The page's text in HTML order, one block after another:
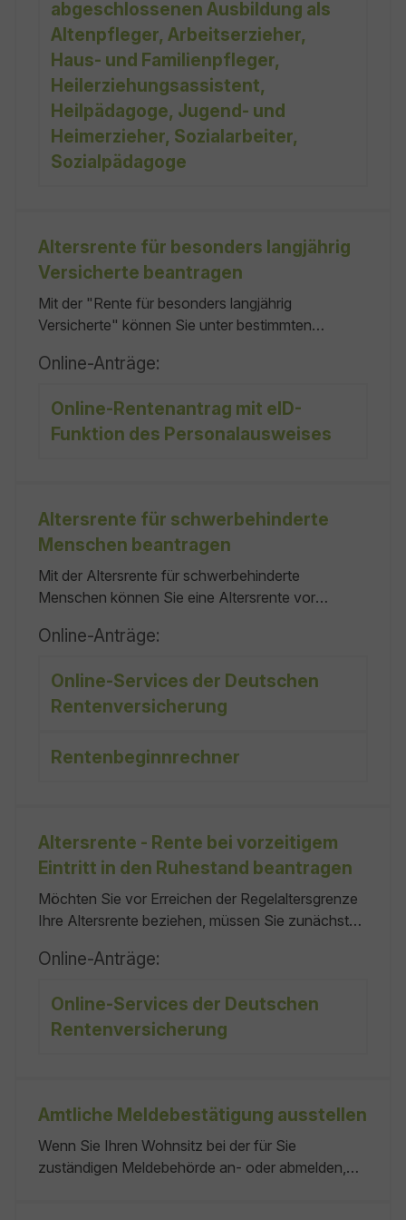
abgeschlossenen Ausbildung als
Altenpfleger, Arbeitserzieher,
Haus- und Familienpfleger,
Heilerziehungsassistent,
Heilpädagoge, Jugend- und
Heimerzieher, Sozialarbeiter,
Sozialpädagoge
Altersrente für besonders langjährig
Versicherte beantragen
Mit der "Rente für besonders langjährig
Versicherte" können Sie unter bestimmten
Regelaltersgrenze erhalten. Hinweis: Die
können Sie nicht vorzeitig in Anspruch nehmen –
auch nicht mit Abschlägen. keine
Online-Anträge:
Online-Rentenantrag mit eID-
Funktion des Personalausweises
Altersrente für schwerbehinderte
Menschen beantragen
Mit der Altersrente für schwerbehinderte
Menschen können Sie eine Altersrente vor
einem Abschlag bis zu 10,8 Prozent erhalten. Sie
Personen mit einem Grad der Behinderung (GdB)
von mindestens 50. keine kein
Online-Anträge:
Online-Services der Deutschen
Rentenversicherung
Rentenbeginnrechner
Altersrente - Rente bei vorzeitigem
Eintritt in den Ruhestand beantragen
Möchten Sie vor Erreichen der Regelaltersgrenze
Ihre Altersrente beziehen, müssen Sie zunächst
Rentenversicherungsträger beantragen. Beachten
Rentenauszahlung rechnen müssen.
Voraussetzungen sind: Im Beratungsgespräch
Online-Anträge:
Online-Services der Deutschen
Rentenversicherung
Amtliche Meldebestätigung ausstellen
Wenn Sie Ihren Wohnsitz bei der für Sie
zuständigen Meldebehörde an- oder abmelden,